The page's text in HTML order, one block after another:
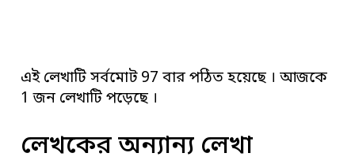
এই লেখাটি সর্বমোট 97 বার পঠিত হয়েছে । আজকে
1 জন লেখাটি পড়েছে ।
লেখকের অন্যান্য লেখা